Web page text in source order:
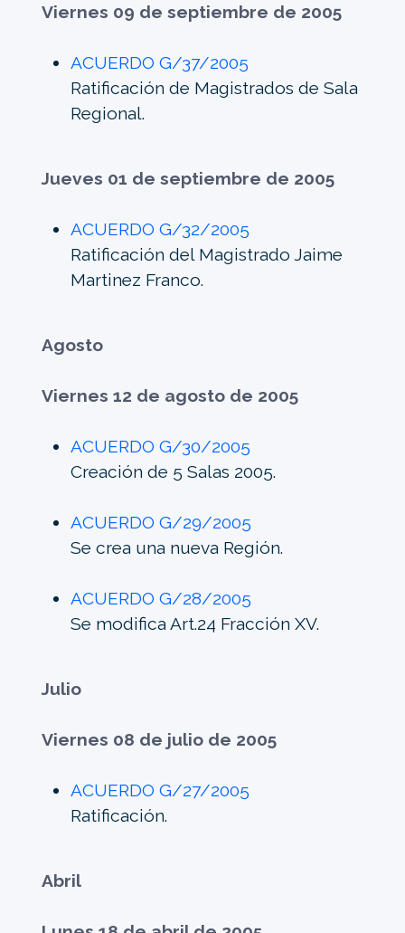
Viernes 09 de septiembre de 2005
ACUERDO G/37/2005
Ratificación de Magistrados de Sala
Regional.
Jueves 01 de septiembre de 2005
ACUERDO G/32/2005
Ratificación del Magistrado Jaime
Martinez Franco.
Agosto
Viernes 12 de agosto de 2005
ACUERDO G/30/2005
Creación de 5 Salas 2005.
ACUERDO G/29/2005
Se crea una nueva Región.
ACUERDO G/28/2005
Se modifica Art.24 Fracción XV.
Julio
Viernes 08 de julio de 2005
ACUERDO G/27/2005
Ratificación.
Abril